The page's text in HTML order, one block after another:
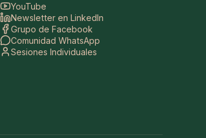
YouTube
Newsletter en LinkedIn
Grupo de Facebook
Comunidad WhatsApp
Sesiones Individuales